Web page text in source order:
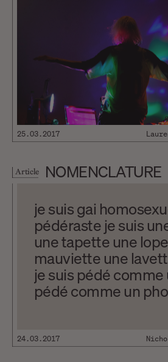
25.03.2017
Article
NOMENCLATURE
je suis gai
pédéraste je suis
une tapette une
mauviette une
je suis pédé comme
pédé comme un
je suis gay friendly je
24.03.2017